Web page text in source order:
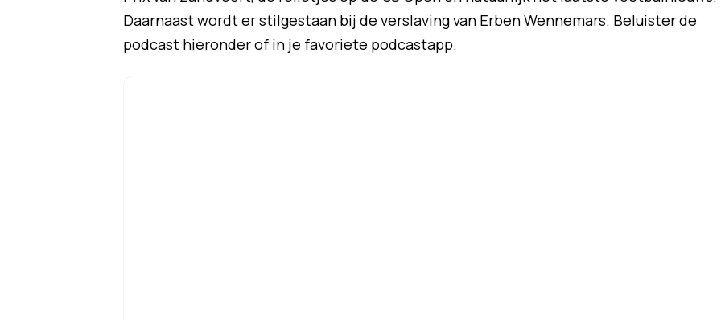
Daarnaast wordt er stilgestaan bij de verslaving van Erben Wennemars. Beluister de
podcast hieronder of in je favoriete podcastapp.